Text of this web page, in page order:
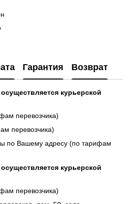
Гарантия Возврат
курьерской
перевозчика)
перевозчика)
по Вашему адресу (по тарифам
курьерской
перевозчика)